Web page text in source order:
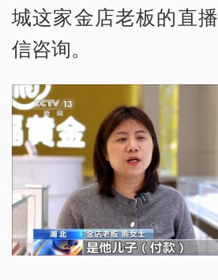
城这家金店老板的直
信咨询。